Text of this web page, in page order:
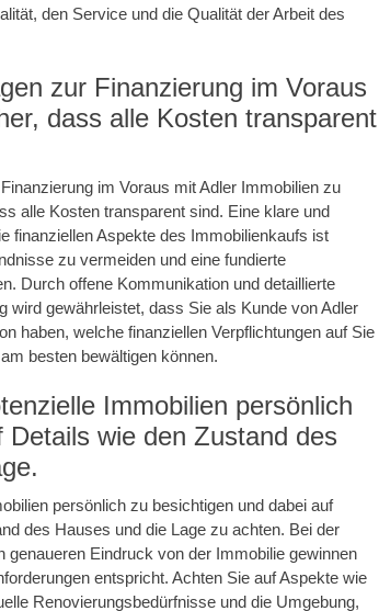
den Service und die Qualität der Arbeit des
zur Finanzierung im Voraus
dass alle Kosten transparent
im Voraus mit Adler Immobilien zu
alle Kosten transparent sind. Eine klare und
finanziellen Aspekte des Immobilienkaufs ist
zu vermeiden und eine fundierte
Durch offene Kommunikation und detaillierte
wird gewährleistet, dass Sie als Kunde von Adler
haben, welche finanziellen Verpflichtungen auf Sie
besten bewältigen können.
Immobilien persönlich
Details wie den Zustand des
persönlich zu besichtigen und dabei auf
des Hauses und die Lage zu achten. Bei der
genaueren Eindruck von der Immobilie gewinnen
entspricht. Achten Sie auf Aspekte wie
Renovierungsbedürfnisse und die Umgebung,